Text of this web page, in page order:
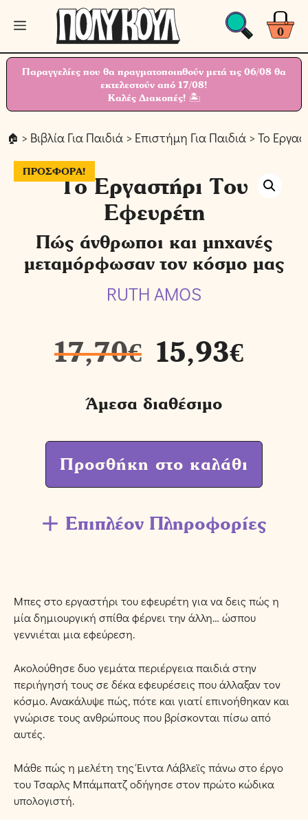
Μετάβαση
περιεχόμενο
0
Μενού
Παραγγελίες που θα πραγματοποιηθούν μετά τις 06/08 θα
εκτελεστούν από 17/08!
Καλές Διακοπές! 🏝
> Βιβλία Για Παιδιά > Επιστήμη Για Παιδιά > Το
ΠΡΟΣΦΟΡΆ!
Το Εργαστήρι Του
Εφευρέτη
Πώς άνθρωποι και μηχανές
μεταμόρφωσαν τον κόσμο μας
RUTH AMOS
17,70€ 15,93€
Άμεσα διαθέσιμο
Προσθήκη στο καλάθι
Επιπλέον Πληροφορίες
Μπες στο εργαστήρι του εφευρέτη για να δεις πώς η
μία δημιουργική σπίθα φέρνει την άλλη… ώσπου
γεννιέται μια εφεύρεση.
Ακολούθησε δυο γεμάτα περιέργεια παιδιά στην
περιήγησή τους σε δέκα εφευρέσεις που άλλαξαν τον
κόσμο. Ανακάλυψε πώς, πότε και γιατί επινοήθηκαν και
γνώρισε τους ανθρώπους που βρίσκονται πίσω από
αυτές.
Μάθε πώς η μελέτη της Έιντα Λάβλεϊς πάνω στο έργο
του Τσαρλς Μπάμπατζ οδήγησε στον πρώτο κώδικα
υπολογιστή.